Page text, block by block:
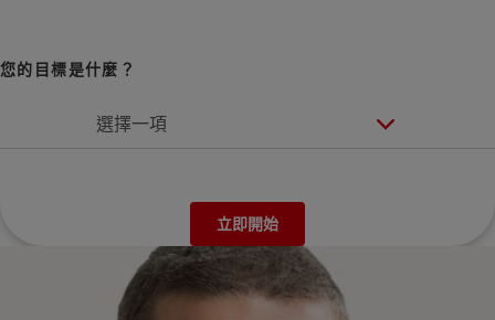
您的目標是什麼？
選擇一項
立即開始